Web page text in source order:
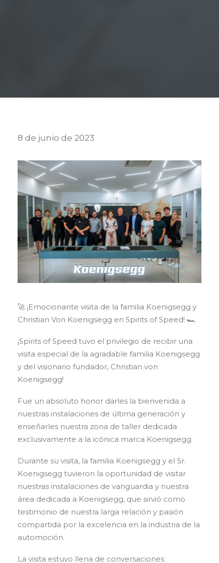
8 de junio de 2023
🚀 ¡Emocionante visita de la familia Koenigsegg y
Christian Von Koenigsegg en Spirits of Speed! 🏎️
¡Spirits of Speed ​​tuvo el privilegio de recibir una
visita especial de la agradable familia Koenigsegg
y del visionario fundador, Christian von
Koenigsegg!
Fue un absoluto honor darles la bienvenida a
nuestras instalaciones de última generación y
enseñarles nuestra zona de taller dedicada
exclusivamente a la icónica marca Koenigsegg.
Durante su visita, la familia Koenigsegg y el Sr.
Koenigsegg tuvieron la oportunidad de visitar
nuestras instalaciones de vanguardia y nuestra
área dedicada a Koenigsegg, que sirvió como
testimonio de nuestra larga relación y pasión
compartida por la excelencia en la industria de la
automoción.
La visita estuvo llena de conversaciones